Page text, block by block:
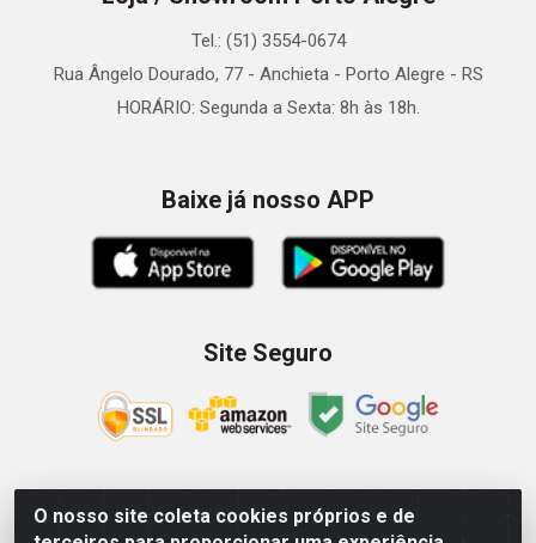
O nosso site coleta cookies próprios e de
Tel.: (51) 3554-0674
Rua Ângelo Dourado, 77 - Anchieta - Porto Alegre - RS
HORÁRIO: Segunda a Sexta: 8h às 18h.
Baixe já nosso APP
Site Seguro
Zein Importação e Comércio LTDA - Av. Senador Queiróz, 274